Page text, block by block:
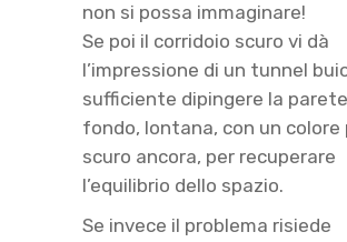
non si possa immaginare!
Se poi il corridoio scuro vi dà
l’impressione di un tunnel
sufficiente dipingere la
fondo, lontana, con un colore
scuro ancora, per recuperare
l’equilibrio dello spazio.
Se invece il problema risiede